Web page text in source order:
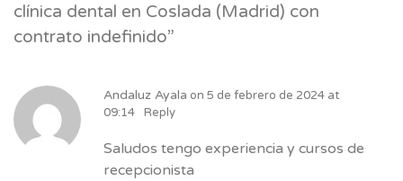
clínica dental en Coslada (Madrid) con
contrato indefinido”
Andaluz Ayala on 5 de febrero de 2024 at
09:14
Reply
Saludos tengo experiencia y cursos de
recepcionista